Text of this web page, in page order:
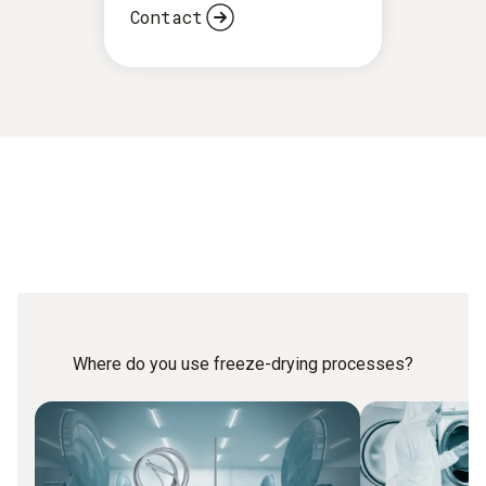
umgewandelt, um den Wassergehalt auf 0,5 – 3 % zu
Contact
Where do you use freeze-drying processes?